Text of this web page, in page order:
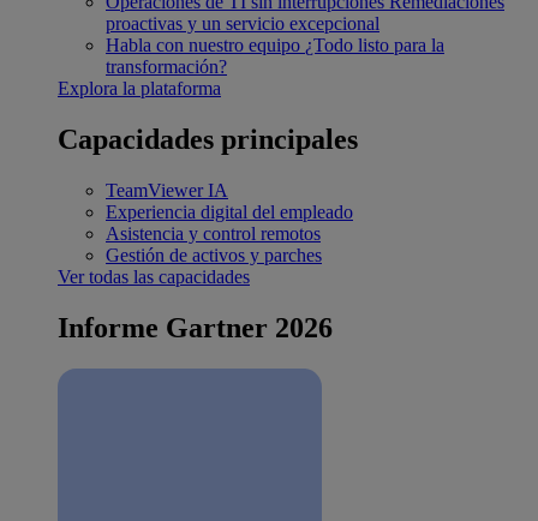
proactivas y un servicio excepcional
Habla con nuestro equipo ¿Todo listo para la
transformación?
Explora la plataforma
Capacidades principales
TeamViewer IA
Experiencia digital del empleado
Asistencia y control remotos
Gestión de activos y parches
Ver todas las capacidades
Informe Gartner 2026